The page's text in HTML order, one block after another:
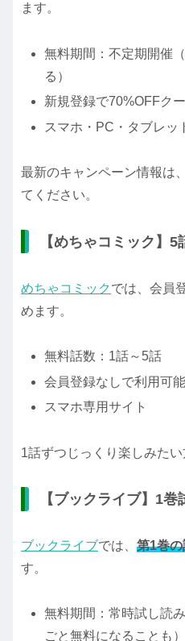
ます。
無料期間：不定期開催
る）
新規登録で70%OFFク
スマホ・PC・タブレッ
最新のキャンペーン情報は
てください。
【めちゃコミック】5
めちゃコミック では、会員
めます。
無料話数：1話～5話
会員登録なしで利用可能
スマホ専用サイト
1話ずつじっくり楽しみたい
【ブックライブ】1
ブックライブでは、 第1巻
す。
無料期間：常時試し読
ごと無料になることも）